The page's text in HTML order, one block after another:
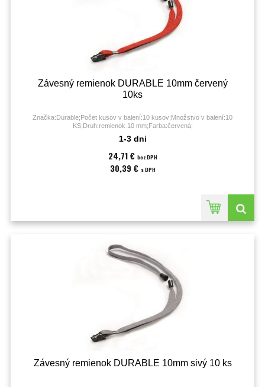
Závesný remienok DURABLE 10mm červený
10ks
Značka:Durable;Počet kusov v balení:10 kusov;Množstvo v balení:10
KS;Druh:remienok 10 mm;Farba:červená;
1-3 dni
24,71 € bez DPH
30,39 € s DPH
Závesný remienok DURABLE 10mm sivý 10 ks